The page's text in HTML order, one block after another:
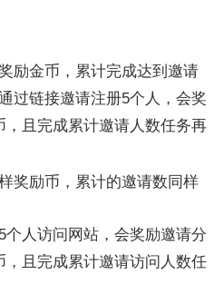
励金币，累计完成达到邀请
过链接邀请注册5个人，会奖
，且完成累计邀请人数任务再
奖励币，累计的邀请数同样
人访问网站，会奖励邀请分
且完成累计邀请访问人数任